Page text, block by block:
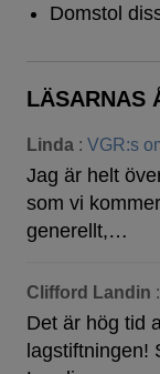
Domstol
LÄSARNAS
Linda : VGR:s
Jag är helt
som vi
generellt,…
Clifford Landin :
Det är hög tid
lagstiftningen!